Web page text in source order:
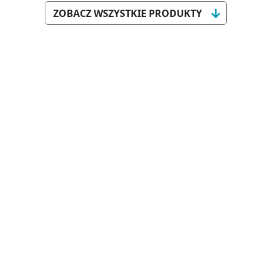
ZOBACZ WSZYSTKIE PRODUKTY